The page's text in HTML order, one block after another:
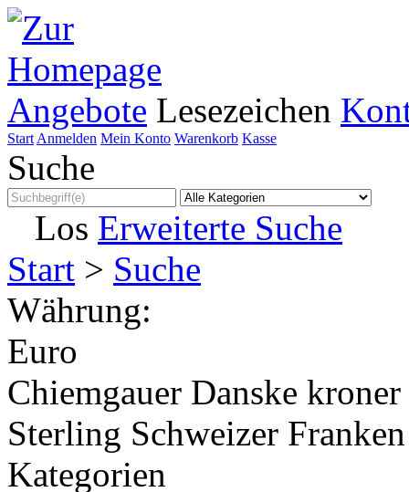
Angebote Lesezeichen
Start Anmelden Mein Konto Warenkorb Kasse
Suche
Los Erweiterte Suche
Start > Suche
Währung:
Euro
Chiemgauer Danske kroner
Sterling Schweizer Franken
Kategorien